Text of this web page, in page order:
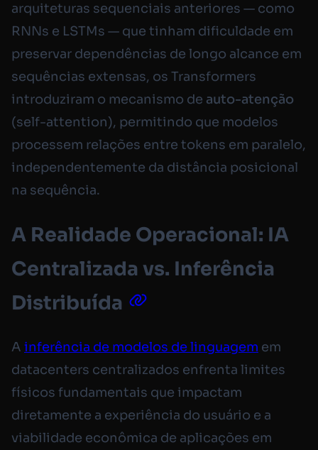
arquiteturas sequenciais anteriores — como
RNNs e LSTMs — que tinham dificuldade em
preservar dependências de longo alcance em
sequências extensas, os Transformers
introduziram o mecanismo de auto-atenção
(self-attention), permitindo que modelos
processem relações entre tokens em paralelo,
independentemente da distância posicional
na sequência.
A Realidade Operacional: IA
Centralizada vs. Inferência
Distribuída
A inferência de modelos de linguagem em
datacenters centralizados enfrenta limites
físicos fundamentais que impactam
diretamente a experiência do usuário e a
viabilidade econômica de aplicações em